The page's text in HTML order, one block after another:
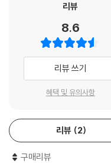
리뷰
8.6
리뷰 쓰기
혜택 및 유의사항
리뷰 2
구매리뷰